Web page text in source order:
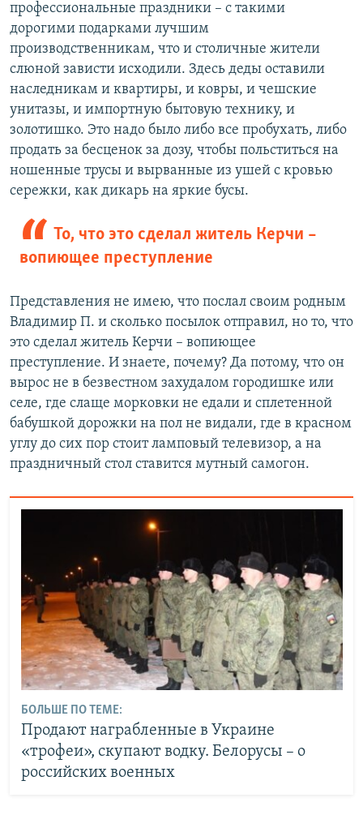
профессиональные праздники – с такими
дорогими подарками лучшим
производственникам, что и столичные жители
слюной зависти исходили. Здесь деды оставили
наследникам и квартиры, и ковры, и чешские
унитазы, и импортную бытовую технику, и
золотишко. Это надо было либо все пробухать, либо
продать за бесценок за дозу, чтобы польститься на
ношенные трусы и вырванные из ушей с кровью
сережки, как дикарь на яркие бусы.
То, что это сделал житель Керчи –
вопиющее преступление
Представления не имею, что послал своим родным
Владимир П. и сколько посылок отправил, но то, что
это сделал житель Керчи – вопиющее
преступление. И знаете, почему? Да потому, что он
вырос не в безвестном захудалом городишке или
селе, где слаще морковки не едали и сплетенной
бабушкой дорожки на пол не видали, где в красном
углу до сих пор стоит ламповый телевизор, а на
праздничный стол ставится мутный самогон.
БОЛЬШЕ ПО ТЕМЕ:
Продают награбленные в Украине
«трофеи», скупают водку. Белорусы – о
российских военных